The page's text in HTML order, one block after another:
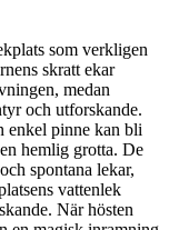
som verkligen
skratt ekar
medan
och utforskande.
enkel pinne kan bli
hemlig grotta. De
spontana lekar,
vattenlek
När hösten